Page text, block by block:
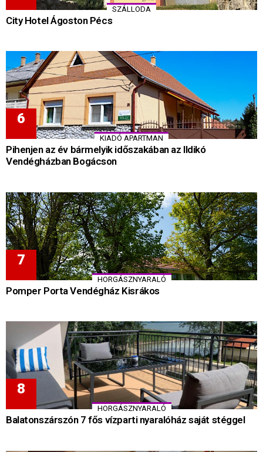
SZÁLLODA
City Hotel Ágoston Pécs
KIADÓ APARTMAN
Pihenjen az év bármelyik időszakában az Ildikó
Vendégházban Bogácson
HORGÁSZNYARALÓ
Pomper Porta Vendégház Kisrákos
HORGÁSZNYARALÓ
Balatonszárszón 7 fős vízparti nyaralóház saját stéggel